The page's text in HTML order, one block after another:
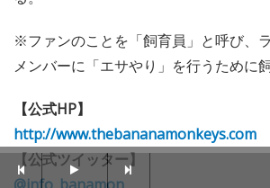
※ファンのことを「飼育員」と呼び、
メンバーに「エサやり」を行うために
【公式HP】
http://www.thebananamonkeys.com
【公式ツイッター】